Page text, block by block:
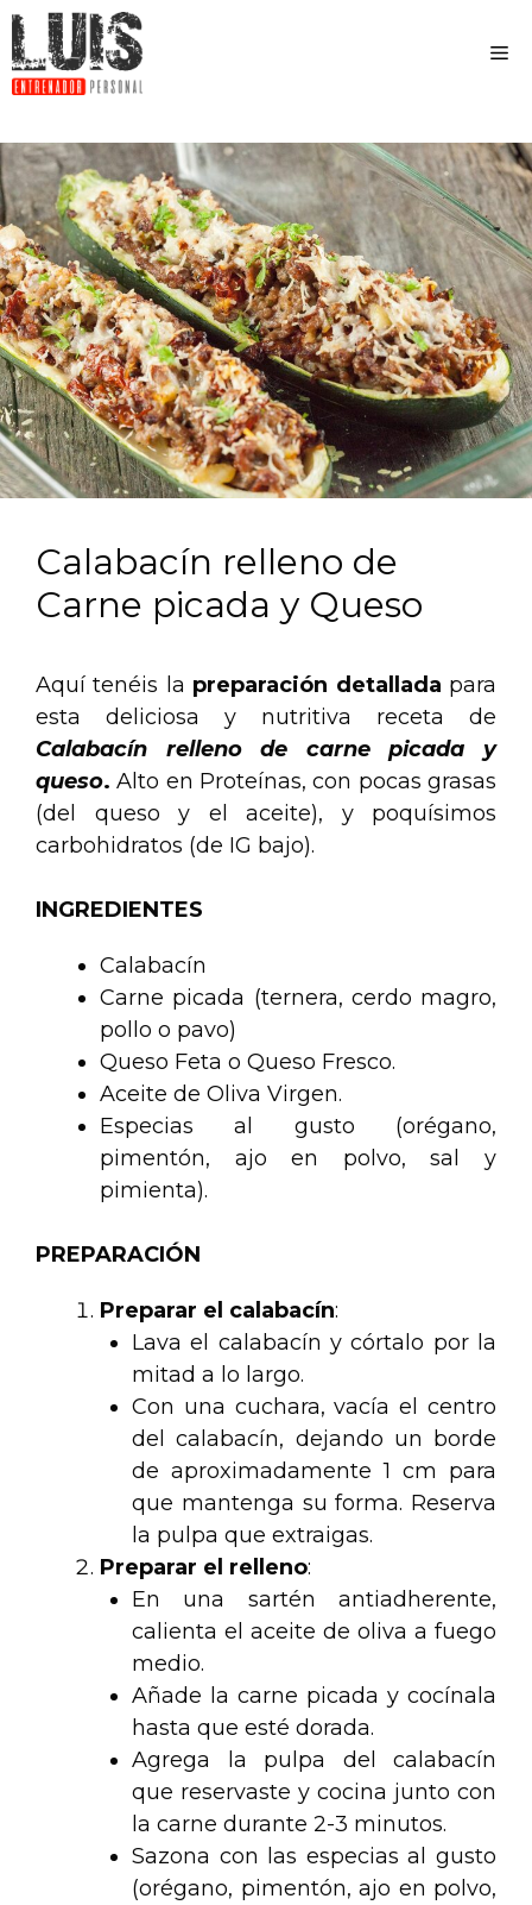
Calabacín relleno de
Carne picada y Queso
Aquí tenéis la preparación detallada para
esta deliciosa y nutritiva receta de
Calabacín relleno de carne picada y
queso.Alto en Proteínas, con pocas grasas
(del queso y el aceite), y poquísimos
carbohidratos (de IG bajo).
INGREDIENTES
Calabacín
Carne picada (ternera, cerdo magro,
pollo o pavo)
Queso Feta o Queso Fresco.
Aceite de Oliva Virgen.
Especias al gusto (orégano,
pimentón, ajo en polvo, sal y
pimienta).
PREPARACIÓN
Preparar el calabacín:
Lava el calabacín y córtalo por la
mitad a lo largo.
Con una cuchara, vacía el centro
del calabacín, dejando un borde
de aproximadamente 1 cm para
que mantenga su forma. Reserva
la pulpa que extraigas.
Preparar el relleno:
En una sartén antiadherente,
calienta el aceite de oliva a fuego
medio.
Añade la carne picada y cocínala
hasta que esté dorada.
Agrega la pulpa del calabacín
que reservaste y cocina junto con
la carne durante 2-3 minutos.
Sazona con las especias al gusto
(orégano, pimentón, ajo en polvo,